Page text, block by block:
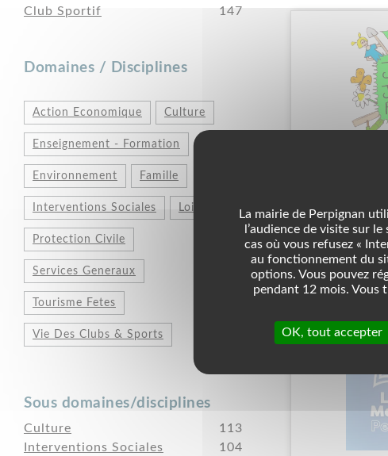
Club Sportif
147
Domaines / Disciplines
Action Economique Culture
Enseignement - Formation
Environnement Famille
Interventions Sociales Loisirs
Protection Civile
Services Generaux
Tourisme Fetes
Vie Des Clubs & Sports
Sous domaines/disciplines
Culture
113
Interventions Sociales
104
Association
Nature -
La mairie de Perpignan
l’audience de visite sur
cas où vous refusez «
au fonctionnement du
options. Vous pouvez
pendant 12 mois. Vous
OK, tout accepter